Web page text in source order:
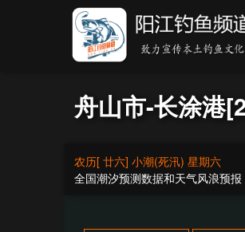
舟山市-长涂港
农历[ 廿六] 小潮(死汛) 星期六
全国潮汐预测数据和天气风浪预